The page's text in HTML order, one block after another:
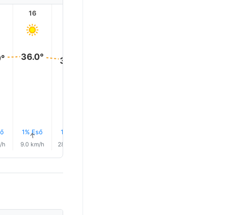
h
16
36.0°
1% Eső
↑
9.0 km/h
34.0°
1% Eső
28.0 km/h